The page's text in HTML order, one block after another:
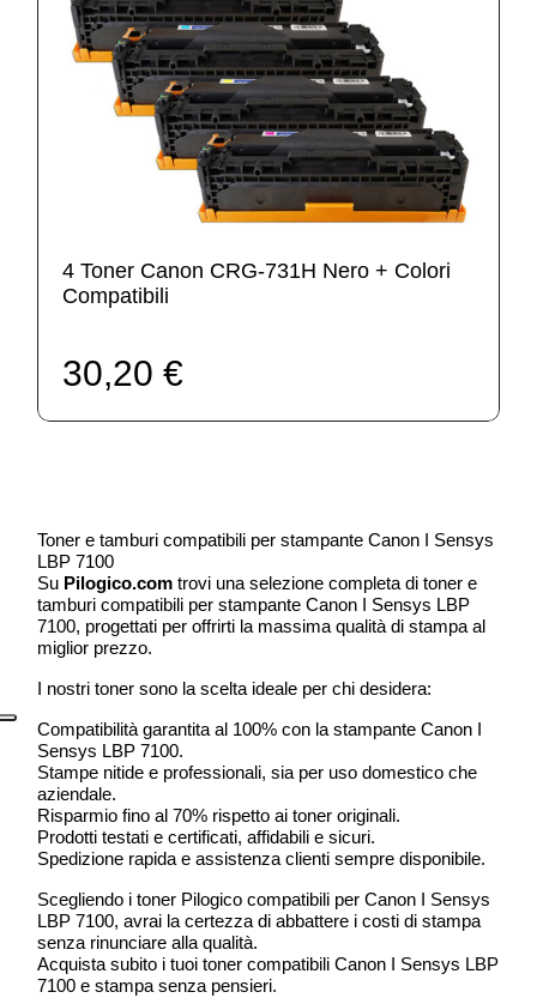
4 Toner Canon CRG-731H Nero + Colori
Compatibili
30,20 €
Toner e tamburi compatibili per stampante Canon I Sensys
LBP 7100
Su Pilogico.com trovi una selezione completa di toner e
tamburi compatibili per stampante Canon I Sensys LBP
7100, progettati per offrirti la massima qualità di stampa al
miglior prezzo.
I nostri toner sono la scelta ideale per chi desidera:
Compatibilità garantita al 100% con la stampante Canon I
Sensys LBP 7100.
Stampe nitide e professionali, sia per uso domestico che
aziendale.
Risparmio fino al 70% rispetto ai toner originali.
Prodotti testati e certificati, affidabili e sicuri.
Spedizione rapida e assistenza clienti sempre disponibile.
Scegliendo i toner Pilogico compatibili per Canon I Sensys
LBP 7100, avrai la certezza di abbattere i costi di stampa
senza rinunciare alla qualità.
Acquista subito i tuoi toner compatibili Canon I Sensys LBP
7100 e stampa senza pensieri.